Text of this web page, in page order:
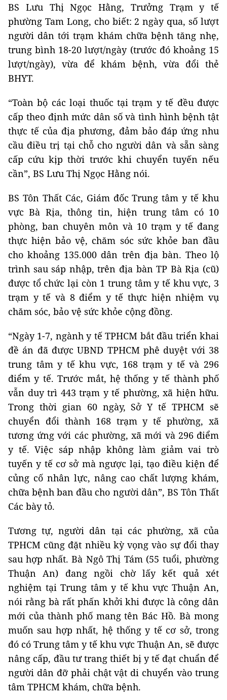
BS Lưu Thị Ngọc Hằng, Trưởng Trạm y tế
phường Tam Long, cho biết: 2 ngày qua, số lượt
người dân tới trạm khám chữa bệnh tăng nhẹ,
trung bình 18-20 lượt/ngày (trước đó khoảng 15
lượt/ngày), vừa để khám bệnh, vừa đổi thẻ
BHYT.
“Toàn bộ các loại thuốc tại trạm y tế đều được
cấp theo định mức dân số và tình hình bệnh tật
thực tế của địa phương, đảm bảo đáp ứng nhu
cầu điều trị tại chỗ cho người dân và sẵn sàng
cấp cứu kịp thời trước khi chuyển tuyến nếu
cần”, BS Lưu Thị Ngọc Hằng nói.
BS Tôn Thất Các, Giám đốc Trung tâm y tế khu
vực Bà Rịa, thông tin, hiện trung tâm có 10
phòng, ban chuyên môn và 10 trạm y tế đang
thực hiện bảo vệ, chăm sóc sức khỏe ban đầu
cho khoảng 135.000 dân trên địa bàn. Theo lộ
trình sau sáp nhập, trên địa bàn TP Bà Rịa (cũ)
được tổ chức lại còn 1 trung tâm y tế khu vực, 3
trạm y tế và 8 điểm y tế thực hiện nhiệm vụ
chăm sóc, bảo vệ sức khỏe cộng đồng.
“Ngày 1-7, ngành y tế TPHCM bắt đầu triển khai
đề án đã được UBND TPHCM phê duyệt với 38
trung tâm y tế khu vực, 168 trạm y tế và 296
điểm y tế. Trước mắt, hệ thống y tế thành phố
vẫn duy trì 443 trạm y tế phường, xã hiện hữu.
Trong thời gian 60 ngày, Sở Y tế TPHCM sẽ
chuyển đổi thành 168 trạm y tế phường, xã
tương ứng với các phường, xã mới và 296 điểm
y tế. Việc sáp nhập không làm giảm vai trò
tuyến y tế cơ sở mà ngược lại, tạo điều kiện để
củng cố nhân lực, nâng cao chất lượng khám,
chữa bệnh ban đầu cho người dân”, BS Tôn Thất
Các bày tỏ.
Tương tự, người dân tại các phường, xã của
TPHCM cũng đặt nhiều kỳ vọng vào sự đổi thay
sau hợp nhất. Bà Ngô Thị Tám (55 tuổi, phường
Thuận An) đang ngồi chờ lấy kết quả xét
nghiệm tại Trung tâm y tế khu vực Thuận An,
nói rằng bà rất phấn khởi khi được là công dân
mới của thành phố mang tên Bác Hồ. Bà mong
muốn sau hợp nhất, hệ thống y tế cơ sở, trong
đó có Trung tâm y tế khu vực Thuận An, sẽ được
nâng cấp, đầu tư trang thiết bị y tế đạt chuẩn để
người dân đỡ phải chật vật di chuyển vào trung
tâm TPHCM khám, chữa bệnh.